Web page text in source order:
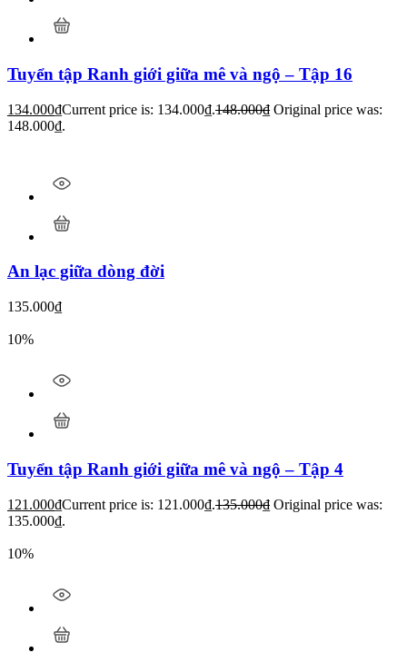
Tuyển tập Ranh giới giữa mê và ngộ – Tập 16
134.000₫Current price is: 134.000₫.148.000₫ Original price was:
148.000₫.
An lạc giữa dòng đời
135.000₫
10%
Tuyển tập Ranh giới giữa mê và ngộ – Tập 4
121.000₫Current price is: 121.000₫.135.000₫ Original price was:
135.000₫.
10%